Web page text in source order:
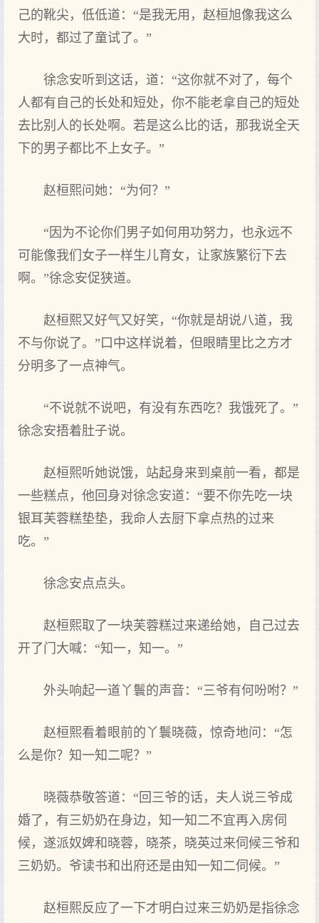
己的靴尖，低低道：“是我无用，赵桓旭像我这么
大时，都过了童试了。”
徐念安听到这话，道：“这你就不对了，每个
人都有自己的长处和短处，你不能老拿自己的短处
去比别人的长处啊。若是这么比的话，那我说全天
下的男子都比不上女子。”
赵桓熙问她：“为何？”
“因为不论你们男子如何用功努力，也永远不
可能像我们女子一样生儿育女，让家族繁衍下去
啊。”徐念安促狭道。
赵桓熙又好气又好笑，“你就是胡说八道，我
不与你说了。”口中这样说着，但眼睛里比之方才
分明多了一点神气。
“不说就不说吧，有没有东西吃？我饿死了。”
徐念安捂着肚子说。
赵桓熙听她说饿，站起身来到桌前一看，都是
一些糕点，他回身对徐念安道：“要不你先吃一块
银耳芙蓉糕垫垫，我命人去厨下拿点热的过来
吃。”
徐念安点点头。
赵桓熙取了一块芙蓉糕过来递给她，自己过去
开了门大喊：“知一，知一。”
外头响起一道丫鬟的声音：“三爷有何吩咐？”
赵桓熙看着眼前的丫鬟晓薇，惊奇地问：“怎
么是你？知一知二呢？”
晓薇恭敬答道：“回三爷的话，夫人说三爷成
婚了，有三奶奶在身边，知一知二不宜再入房伺
候，遂派奴婢和晓蓉，晓茶，晓英过来伺候三爷和
三奶奶。爷读书和出府还是由知一知二伺候。”
赵桓熙反应了一下才明白过来三奶奶是指徐念